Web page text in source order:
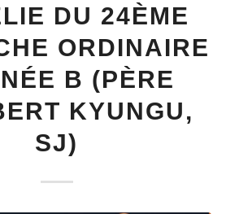
DU 24ÈME
ORDINAIRE
B (PÈRE
KYUNGU,
SJ)